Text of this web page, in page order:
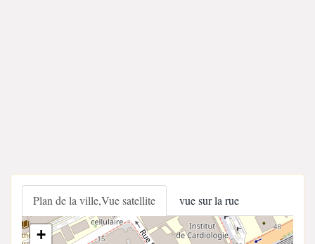
Plan de la ville,Vue satellite vue sur la rue
+